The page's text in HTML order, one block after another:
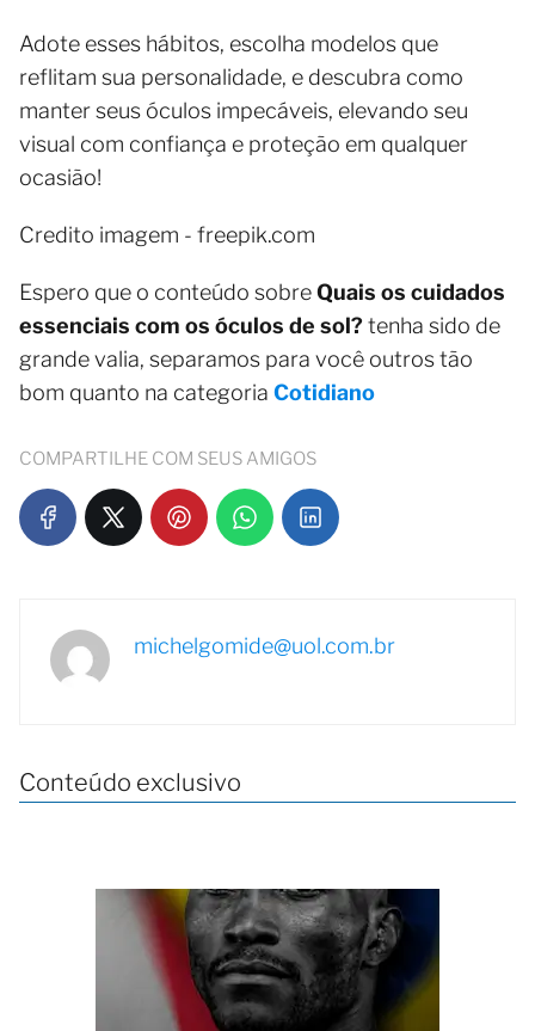
Adote esses hábitos, escolha modelos que
reflitam sua personalidade, e descubra como
manter seus óculos impecáveis, elevando seu
visual com confiança e proteção em qualquer
ocasião!
Credito imagem - freepik.com
Espero que o conteúdo sobreQuais os cuidados
essenciais com os óculos de sol?tenha sido de
grande valia, separamos para você outros tão
bom quanto na categoria Cotidiano
COMPARTILHE COM SEUS AMIGOS
michelgomide@uol.com.br
Conteúdo exclusivo